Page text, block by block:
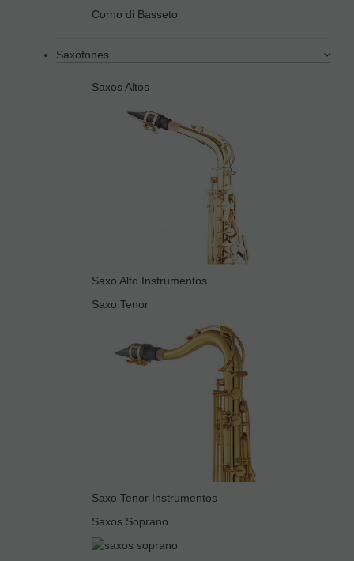
Corno di Basseto
Saxofones
Saxos Altos
Saxo Alto Instrumentos
Saxo Tenor
Saxo Tenor Instrumentos
Saxos Soprano